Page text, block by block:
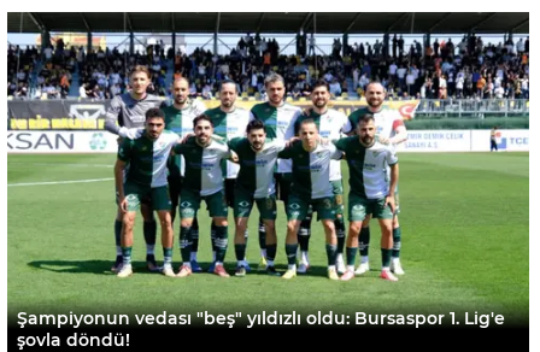
Şampiyonun vedası "beş" yıldızlı oldu: Bursaspor 1. Lig'e
şovla döndü!